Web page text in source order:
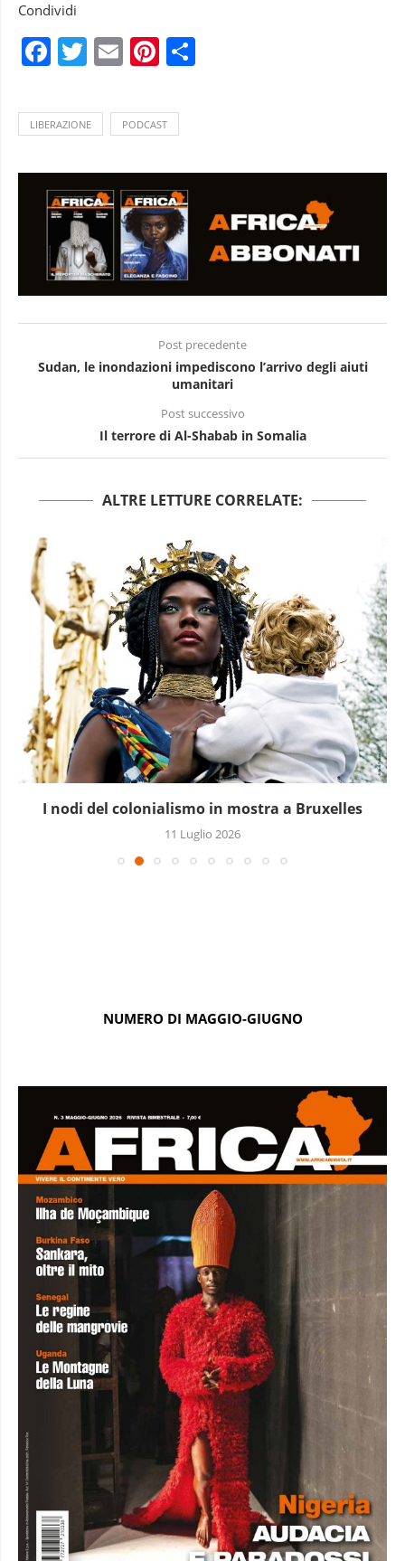
Condividi
Facebook
Twitter
EmailPinterest
LIBERAZIONE PODCAST
Post precedente
Sudan, le inondazioni impediscono l’arrivo degli aiuti
umanitari
Post successivo
Il terrore di Al-Shabab in Somalia
ALTRE LETTURE CORRELATE:
I nodi del colonialismo in mostra a Bruxelles
11 Luglio 2026
NUMERO DI MAGGIO-GIUGNO